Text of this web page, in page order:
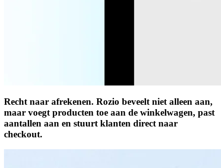
Recht naar afrekenen. Rozio beveelt niet alleen aan,
maar voegt producten toe aan de winkelwagen, past
aantallen aan en stuurt klanten direct naar
checkout.